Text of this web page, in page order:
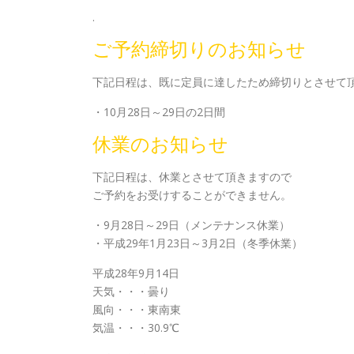
.
ご予約締切りのお知らせ
下記日程は、既に定員に達したため締切りとさせて
・10月28日～29日の2日間
休業のお知らせ
下記日程は、休業とさせて頂きますので
ご予約をお受けすることができません。
・9月28日～29日（メンテナンス休業）
・平成29年1月23日～3月2日（冬季休業）
平成28年9月14日
天気・・・曇り
風向・・・東南東
気温・・・30.9℃